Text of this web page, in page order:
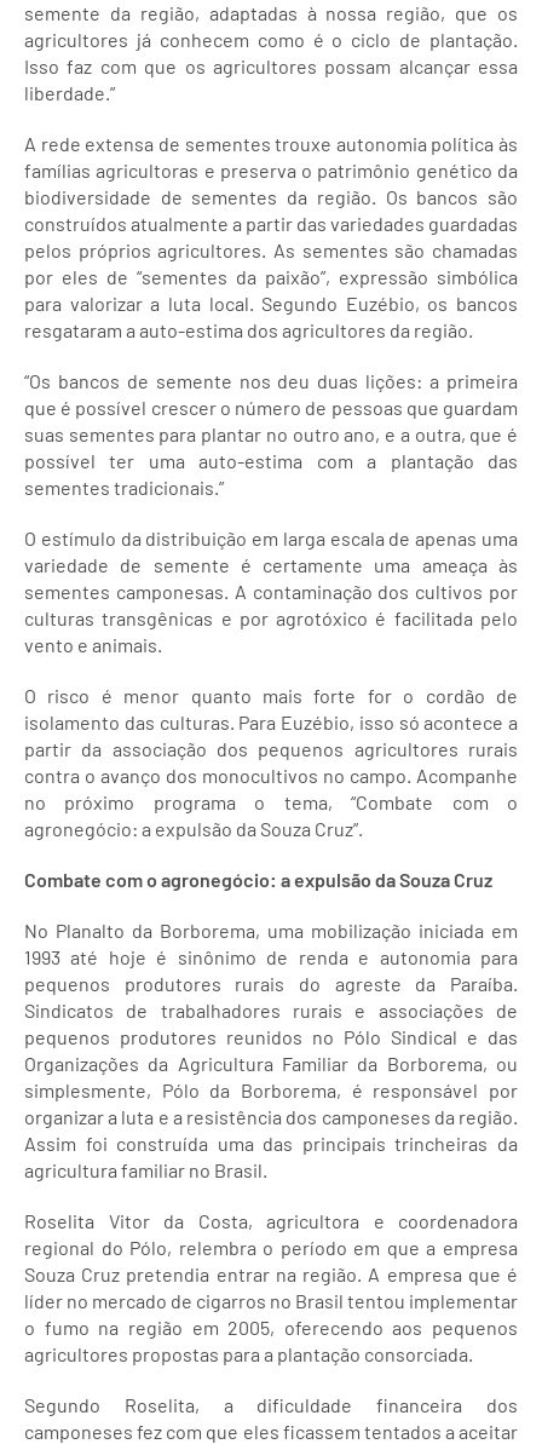
semente da região, adaptadas à nossa região, que os
agricultores já conhecem como é o ciclo de plantação.
Isso faz com que os agricultores possam alcançar essa
liberdade.”
A rede extensa de sementes trouxe autonomia política às
famílias agricultoras e preserva o patrimônio genético da
biodiversidade de sementes da região. Os bancos são
construídos atualmente a partir das variedades guardadas
pelos próprios agricultores. As sementes são chamadas
por eles de “sementes da paixão”, expressão simbólica
para valorizar a luta local. Segundo Euzébio, os bancos
resgataram a auto-estima dos agricultores da região.
“Os bancos de semente nos deu duas lições: a primeira
que é possível crescer o número de pessoas que guardam
suas sementes para plantar no outro ano, e a outra, que é
possível ter uma auto-estima com a plantação das
sementes tradicionais.”
O estímulo da distribuição em larga escala de apenas uma
variedade de semente é certamente uma ameaça às
sementes camponesas. A contaminação dos cultivos por
culturas transgênicas e por agrotóxico é facilitada pelo
vento e animais.
O risco é menor quanto mais forte for o cordão de
isolamento das culturas. Para Euzébio, isso só acontece a
partir da associação dos pequenos agricultores rurais
contra o avanço dos monocultivos no campo. Acompanhe
no próximo programa o tema, “Combate com o
agronegócio: a expulsão da Souza Cruz”.
Combate com o agronegócio: a expulsão da Souza Cruz
No Planalto da Borborema, uma mobilização iniciada em
1993 até hoje é sinônimo de renda e autonomia para
pequenos produtores rurais do agreste da Paraíba.
Sindicatos de trabalhadores rurais e associações de
pequenos produtores reunidos no Pólo Sindical e das
Organizações da Agricultura Familiar da Borborema, ou
simplesmente, Pólo da Borborema, é responsável por
organizar a luta e a resistência dos camponeses da região.
Assim foi construída uma das principais trincheiras da
agricultura familiar no Brasil.
Roselita Vitor da Costa, agricultora e coordenadora
regional do Pólo, relembra o período em que a empresa
Souza Cruz pretendia entrar na região. A empresa que é
líder no mercado de cigarros no Brasil tentou implementar
o fumo na região em 2005, oferecendo aos pequenos
agricultores propostas para a plantação consorciada.
Segundo Roselita, a dificuldade financeira dos
camponeses fez com que eles ficassem tentados a aceitar